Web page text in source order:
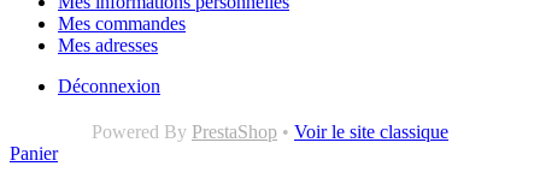
Mes commandes
Mes adresses
Déconnexion
Powered By PrestaShop • Voir le site classique
Panier